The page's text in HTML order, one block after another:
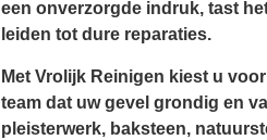
een onverzorgde indruk, tast
leiden tot dure reparaties.
Met Vrolijk Reinigen kiest u
team dat uw gevel grondig en
pleisterwerk, baksteen,